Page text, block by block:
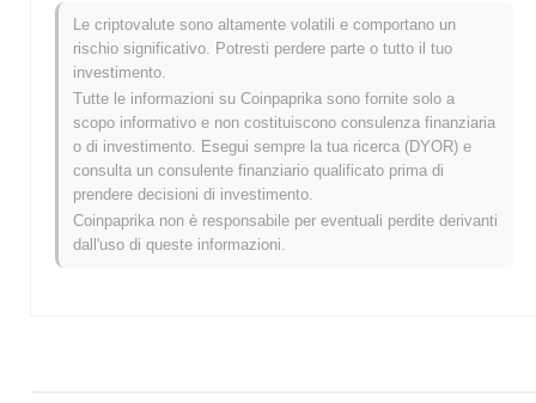
Massimo Storico (ATH):$0.080885
Minimo Storico (ATL): $0.00
Super Car è attualmente scambiato~35.96%al di sotto del suo
ATH .
Come si sta comportando Super Car rispetto al
mercato crypto più ampio?
Negli ultimi 7 giorni, Super Car ha guadagnato
sottoperformando il mercato crypto complessivo che ha registrato
Le criptovalute sono altamente volatili e comportano un
rischio significativo. Potresti perdere parte o tutto il tuo
investimento.
Tutte le informazioni su Coinpaprika sono fornite solo a
scopo informativo e non costituiscono consulenza finanziaria
o di investimento. Esegui sempre la tua ricerca (DYOR) e
consulta un consulente finanziario qualificato prima di
prendere decisioni di investimento.
Coinpaprika non è responsabile per eventuali perdite derivanti
dall'uso di queste informazioni.